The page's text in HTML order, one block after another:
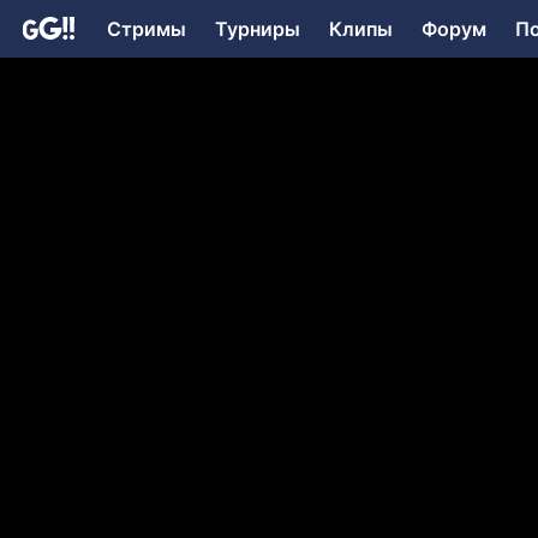
Стримы Турниры Клипы Форум